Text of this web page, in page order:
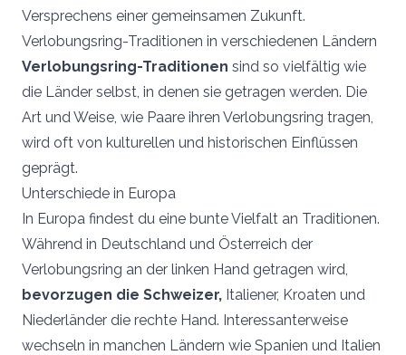
Versprechens einer gemeinsamen Zukunft.
Verlobungsring-Traditionen in verschiedenen Ländern
Verlobungsring-Traditionen sind so vielfältig wie
die Länder selbst, in denen sie getragen werden. Die
Art und Weise, wie Paare ihren Verlobungsring tragen,
wird oft von kulturellen und historischen Einflüssen
geprägt.
Unterschiede in Europa
In Europa findest du eine bunte Vielfalt an Traditionen.
Während in Deutschland und Österreich der
Verlobungsring an der linken Hand getragen wird,
bevorzugen die Schweizer, Italiener, Kroaten und
Niederländer die rechte Hand. Interessanterweise
wechseln in manchen Ländern wie Spanien und Italien